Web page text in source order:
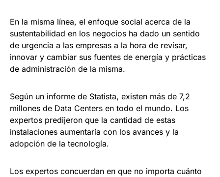
En la misma línea, el enfoque social acerca de la
sustentabilidad en los negocios ha dado un sentido
de urgencia a las empresas a la hora de revisar,
innovar y cambiar sus fuentes de energía y prácticas
de administración de la misma.
Según un informe de Statista, existen más de 7,2
millones de Data Centers en todo el mundo. Los
expertos predijeron que la cantidad de estas
instalaciones aumentaría con los avances y la
adopción de la tecnología.
Los expertos concuerdan en que no importa cuánto